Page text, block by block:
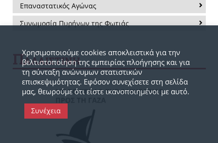
Επαναστατικός Αγώνας
Συνωμοσία Πυρήνων της Φωτιάς
ΠΑΛΑΙΣΤΙΝΗ
Χρησιμοποιούμε cookies αποκλειστικά για την
βελτιστοποίηση της εμπειρίας πλοήγησης και για
τη σύνταξη ανώνυμων στατιστικών
επισκεψιμότητας. Εφόσον συνεχίσετε στη σελίδα
μας, θεωρούμε ότι είστε ικανοποιημένοι με αυτό.
Συνέχεια